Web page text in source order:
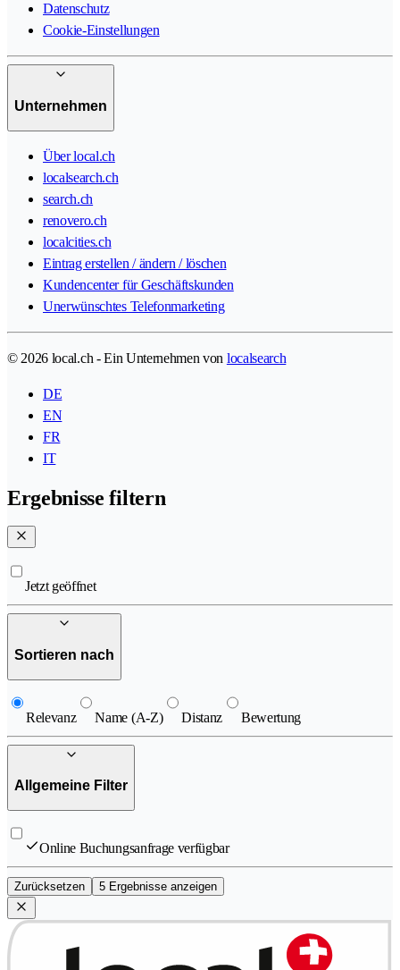
Datenschutz
Cookie-Einstellungen
Unternehmen
Über local.ch
localsearch.ch
search.ch
renovero.ch
localcities.ch
Eintrag erstellen / ändern / löschen
Kundencenter für Geschäftskunden
Unerwünschtes Telefonmarketing
© 2026 local.ch - Ein Unternehmen von localsearch
DE
EN
FR
IT
Ergebnisse filtern
Jetzt geöffnet
Sortieren nach
Relevanz Name (A-Z) Distanz Bewertung
Allgemeine Filter
Online Buchungsanfrage verfügbar
Zurücksetzen 5 Ergebnisse anzeigen